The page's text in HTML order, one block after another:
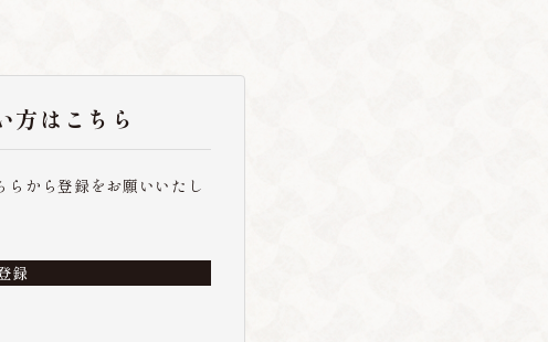
方はこちら
らから登録をお願いいたし
録